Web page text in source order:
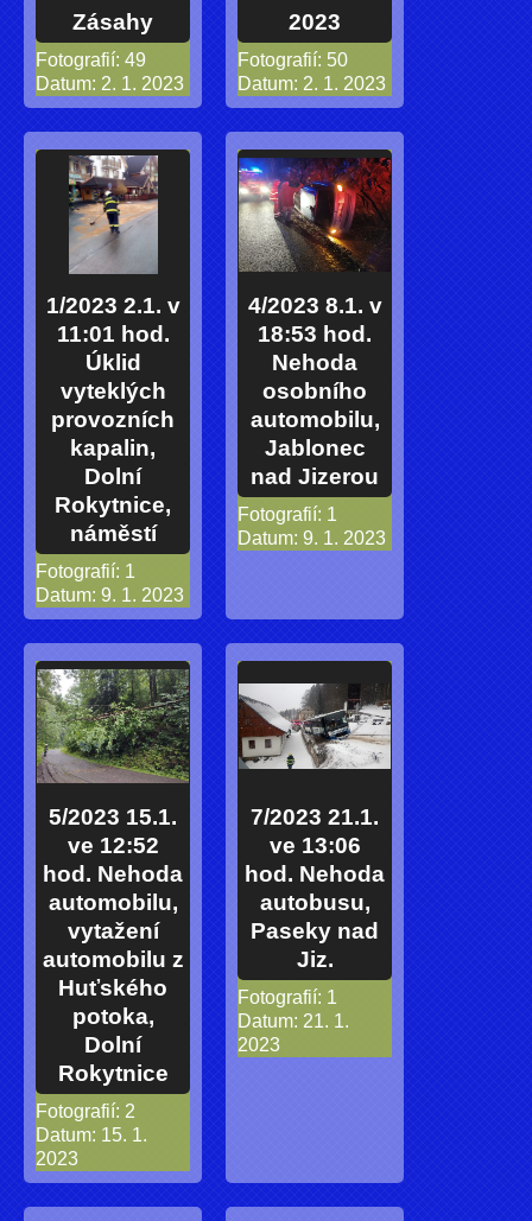
Zásahy
Fotografií: 49
Datum: 2. 1. 2023
2023
Fotografií: 50
Datum: 2. 1. 2023
1/2023 2.1. v
11:01 hod.
Úklid
vyteklých
provozních
kapalin,
Dolní
Rokytnice,
náměstí
Fotografií: 1
Datum: 9. 1. 2023
4/2023 8.1. v
18:53 hod.
Nehoda
osobního
automobilu,
Jablonec
nad Jizerou
Fotografií: 1
Datum: 9. 1. 2023
5/2023 15.1.
ve 12:52
hod. Nehoda
automobilu,
vytažení
automobilu z
Huťského
potoka,
Dolní
Rokytnice
Fotografií: 2
Datum: 15. 1.
2023
7/2023 21.1.
ve 13:06
hod. Nehoda
autobusu,
Paseky nad
Jiz.
Fotografií: 1
Datum: 21. 1.
2023